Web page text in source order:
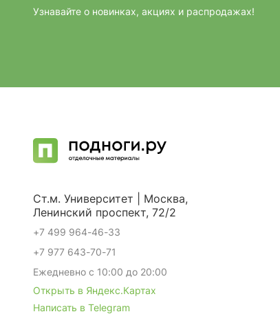
Узнавайте о новинках, акциях и распродажах!
Ст.м. Университет | Москва,
Ленинский проспект, 72/2
+7 499 964-46-33
+7 977 643-70-71
Ежедневно с 10:00 до 20:00
Открыть в Яндекс.Картах
Написать в Telegram